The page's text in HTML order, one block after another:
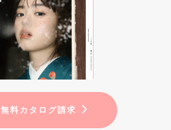
無料カタログ請求